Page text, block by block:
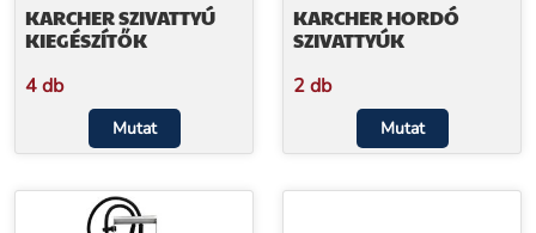
KARCHER SZIVATTYÚ
KIEGÉSZÍTŐK
4 db
Mutat
KARCHER HORDÓ
SZIVATTYÚK
2 db
Mutat